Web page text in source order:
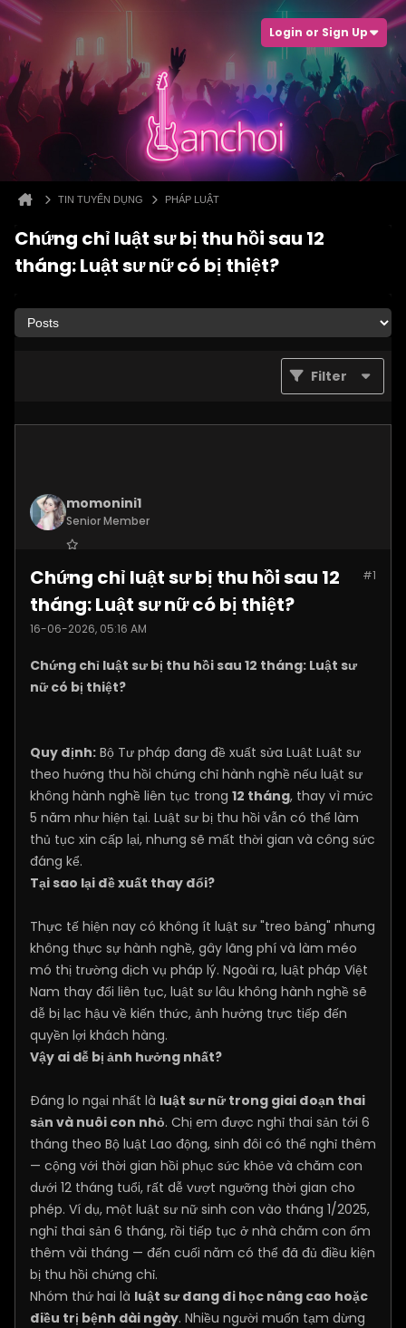
Login or Sign Up
TIN TUYỂN DỤNG PHÁP LUẬT
Chứng chỉ luật sư bị thu hồi sau 12
tháng: Luật sư nữ có bị thiệt?
Filter
momonini1
Senior Member
Posts:5399 #1
Chứng chỉ luật sư bị thu hồi sau 12
tháng: Luật sư nữ có bị thiệt?
16-06-2026, 05:16 AM
Chứng chỉ luật sư bị thu hồi sau 12 tháng: Luật sư
nữ có bị thiệt?
Quy định: Bộ Tư pháp đang đề xuất sửa Luật Luật sư
theo hướng thu hồi chứng chỉ hành nghề nếu luật sư
không hành nghề liên tục trong 12 tháng, thay vì mức
5 năm như hiện tại. Luật sư bị thu hồi vẫn có thể làm
thủ tục xin cấp lại, nhưng sẽ mất thời gian và công sức
đáng kể.
Tại sao lại đề xuất thay đổi?
Thực tế hiện nay có không ít luật sư "treo bảng" nhưng
không thực sự hành nghề, gây lãng phí và làm méo
mó thị trường dịch vụ pháp lý. Ngoài ra, luật pháp Việt
Nam thay đổi liên tục, luật sư lâu không hành nghề sẽ
dễ bị lạc hậu về kiến thức, ảnh hưởng trực tiếp đến
quyền lợi khách hàng.
Vậy ai dễ bị ảnh hưởng nhất?
Đáng lo ngại nhất là luật sư nữ trong giai đoạn thai
sản và nuôi con nhỏ. Chị em được nghỉ thai sản tới 6
tháng theo Bộ luật Lao động, sinh đôi có thể nghỉ thêm
— cộng với thời gian hồi phục sức khỏe và chăm con
dưới 12 tháng tuổi, rất dễ vượt ngưỡng thời gian cho
phép. Ví dụ, một luật sư nữ sinh con vào tháng 1/2025,
nghỉ thai sản 6 tháng, rồi tiếp tục ở nhà chăm con ốm
thêm vài tháng — đến cuối năm có thể đã đủ điều kiện
bị thu hồi chứng chỉ.
Nhóm thứ hai là luật sư đang đi học nâng cao hoặc
điều trị bệnh dài ngày. Nhiều người muốn tạm dừng